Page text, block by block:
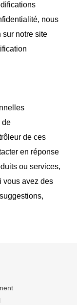
nous
sur notre site
de
de ces
en réponse
ou services,
vous avez des